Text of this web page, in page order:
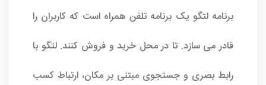
برنامه لتگو یک برنامه تلفن همراه است که کاربران را
قادر می سازد. تا در محل خرید و فروش کنند. لتگو با
رابط بصری و جستجوی مبتنی بر مکان، ارتباط کسب